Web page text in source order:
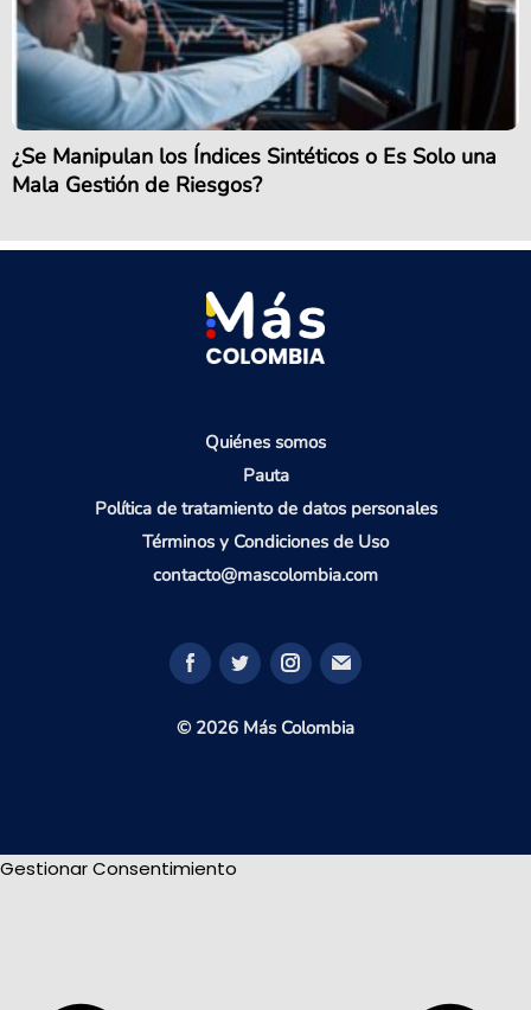
¿Se Manipulan los Índices Sintéticos o Es Solo una
Mala Gestión de Riesgos?
Quiénes somos
Pauta
Política de tratamiento de datos personales
Términos y Condiciones de Uso
contacto@mascolombia.com
© 2026 Más Colombia
Gestionar Consentimiento